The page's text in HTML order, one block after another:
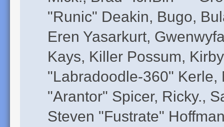
"Runic" Deakin, Bugo,
Eren Yasarkurt,
Kays, Killer Possum,
"Labradoodle-360" Kerle,
"Arantor" Spicer, Ricky.,
Steven "Fustrate"